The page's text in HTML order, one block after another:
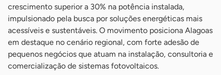
crescimento superior a 30% na potência instalada,
impulsionado pela busca por soluções energéticas mais
acessíveis e sustentáveis. O movimento posiciona Alagoas
em destaque no cenário regional, com forte adesão de
pequenos negócios que atuam na instalação, consultoria e
comercialização de sistemas fotovoltaicos.